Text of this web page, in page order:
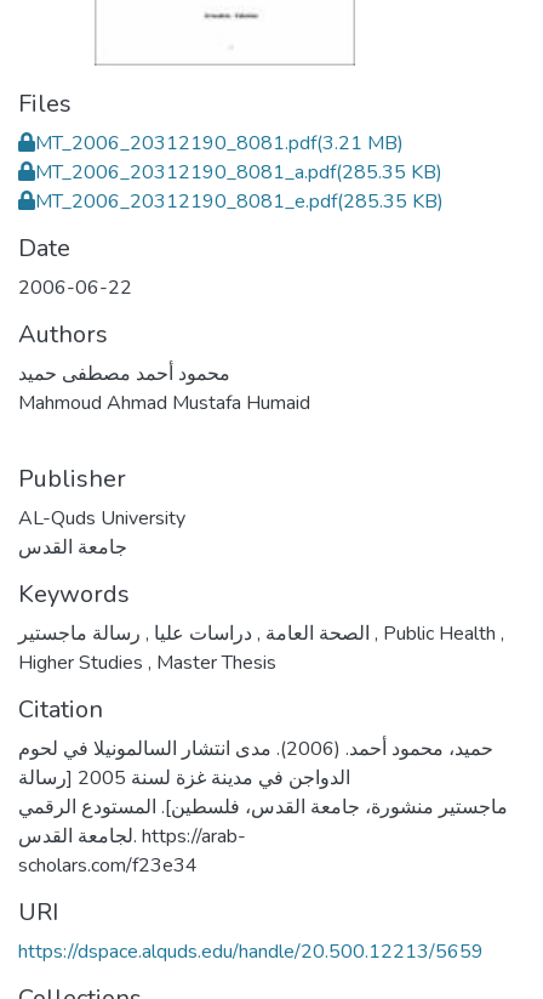
Files
MT_2006_20312190_8081.pdf(3.21 MB)
MT_2006_20312190_8081_a.pdf(285.35 KB)
MT_2006_20312190_8081_e.pdf(285.35 KB)
Date
2006-06-22
Authors
محمود أحمد مصطفى حميد
Mahmoud Ahmad Mustafa Humaid
Publisher
AL-Quds University
جامعة القدس
Keywords
الصحة العامة ,دراسات عليا , , Public Health ,
Higher Studies , Master Thesis
Citation
حميد، محمود أحمد. (2006). مدى انتشار السالمونيلا في لحوم
الدواجن في مدينة غزة لسنة 2005 [رسالة
ماجستير منشورة، جامعة القدس، فلسطين]. المستودع الرقمي
لجامعة القدس. https://arab-
scholars.com/f23e34
URI
https://dspace.alquds.edu/handle/20.500.12213/5659